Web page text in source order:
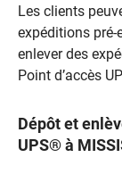
Les clients
expéditions pré-
enlever des
Point d’accès
Dépôt et
UPS® à